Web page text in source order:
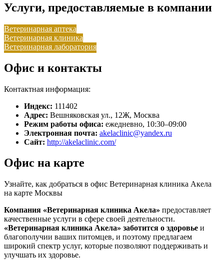
Услуги, предоставляемые в компании
Ветеринарная аптека
Ветеринарная клиника
Ветеринарная лаборатория
Офис и контакты
Контактная информация:
Индекс: 111402
Адрес: Вешняковская ул., 12Ж, Москва
Режим работы офиса: ежедневно, 10:30–09:00
Электронная почта: akelaclinic@yandex.ru
Сайт: http://akelaclinic.com/
Офис на карте
Узнайте, как добраться в офис Ветеринарная клиника Акела
на карте Москвы
Компания «Ветеринарная клиника Акела» предоставляет
качественные услуги в сфере своей деятельности.
«Ветеринарная клиника Акела» заботится о здоровье и
благополучии ваших питомцев, и поэтому предлагаем
широкий спектр услуг, которые позволяют поддерживать и
улучшать их здоровье.